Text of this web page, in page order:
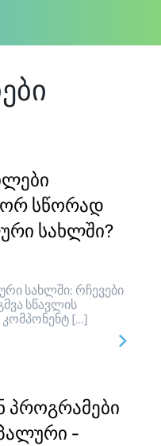
სწორად
სახლში?
სახლში: რჩევები
სწავლის
კომპონენტ […]
პროგრამები
-